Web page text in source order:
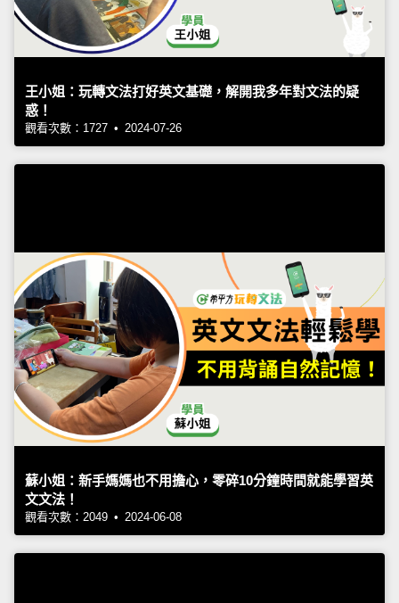
王小姐：玩轉文法打好英文基礎，解開我多年對文法的疑
惑！
觀看次數：1727 • 2024-07-26
蘇小姐：新手媽媽也不用擔心，零碎10分鐘時間就能學習英
文文法！
觀看次數：2049 • 2024-06-08